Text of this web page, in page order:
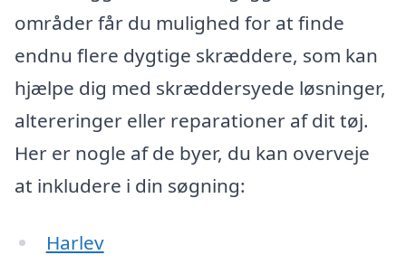
områder får du mulighed for at finde
endnu flere dygtige skræddere, som kan
hjælpe dig med skræddersyede løsninger,
altereringer eller reparationer af dit tøj.
Her er nogle af de byer, du kan overveje
at inkludere i din søgning:
Harlev